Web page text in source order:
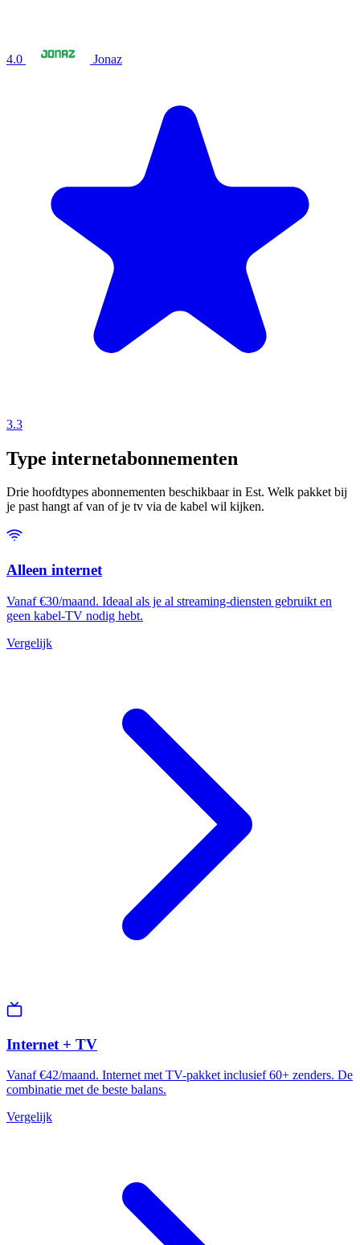
4.0 Jonaz
3.3
Type internetabonnementen
Drie hoofdtypes abonnementen beschikbaar in Est. Welk pakket bij
je past hangt af van of je tv via de kabel wil kijken.
Alleen internet
Vanaf €30/maand. Ideaal als je al streaming-diensten gebruikt en
geen kabel-TV nodig hebt.
Vergelijk
Internet + TV
Vanaf €42/maand. Internet met TV-pakket inclusief 60+ zenders. De
combinatie met de beste balans.
Vergelijk